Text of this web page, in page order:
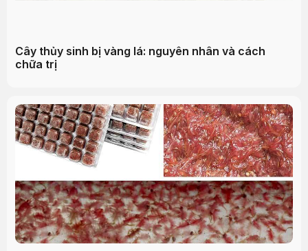
Cây thủy sinh bị vàng lá: nguyên nhân và cách
chữa trị